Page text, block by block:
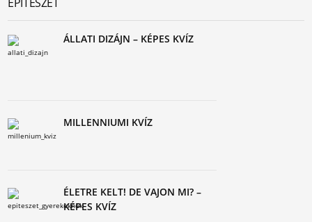
ÁLLATI DIZÁJN – KÉPES KVÍZ
MILLENNIUMI KVÍZ
ÉLETRE KELT! DE VAJON MI? –
KÉPES KVÍZ